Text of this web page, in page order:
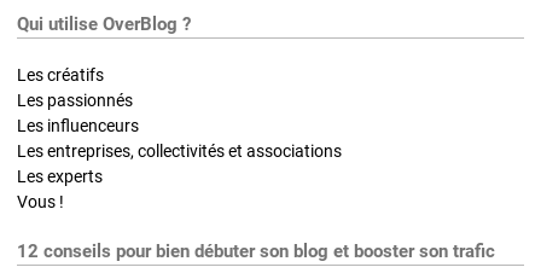
Qui utilise OverBlog ?
Les créatifs
Les passionnés
Les influenceurs
Les entreprises, collectivités et associations
Les experts
Vous !
12 conseils pour bien débuter son blog et booster son trafic